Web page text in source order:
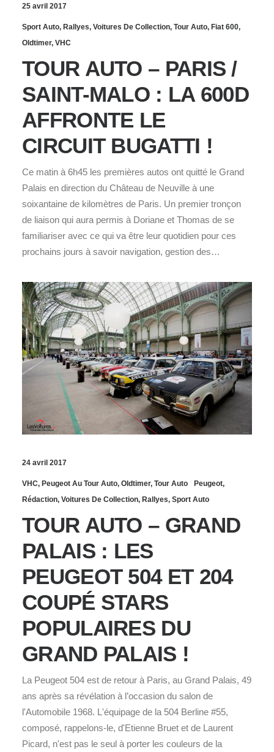
25 avril 2017
Sport Auto, Rallyes, Voitures De Collection, Tour Auto, Fiat 600,
Oldtimer, VHC
TOUR AUTO – PARIS /
SAINT-MALO : LA 600D
AFFRONTE LE
CIRCUIT BUGATTI !
Ce matin à 6h45 les premières autos ont quitté le Grand
Palais en direction du Château de Neuville à une
soixantaine de kilomètres de Paris. Un premier tronçon
de liaison qui aura permis à Doriane et Thomas de se
familiariser avec ce qui va être leur quotidien pour ces
prochains jours à savoir navigation, gestion des…
24 avril 2017
VHC, Peugeot Au Tour Auto, Oldtimer, Tour Auto Peugeot,
Rédaction, Voitures De Collection, Rallyes, Sport Auto
TOUR AUTO – GRAND
PALAIS : LES
PEUGEOT 504 ET 204
COUPÉ STARS
POPULAIRES DU
GRAND PALAIS !
La Peugeot 504 est de retour à Paris, au Grand Palais, 49
ans après sa révélation à l’occasion du salon de
l'Automobile 1968. L'équipage de la 504 Berline #55,
composé, rappelons-le, d'Etienne Bruet et de Laurent
Picard, n'est pas le seul à porter les couleurs de la